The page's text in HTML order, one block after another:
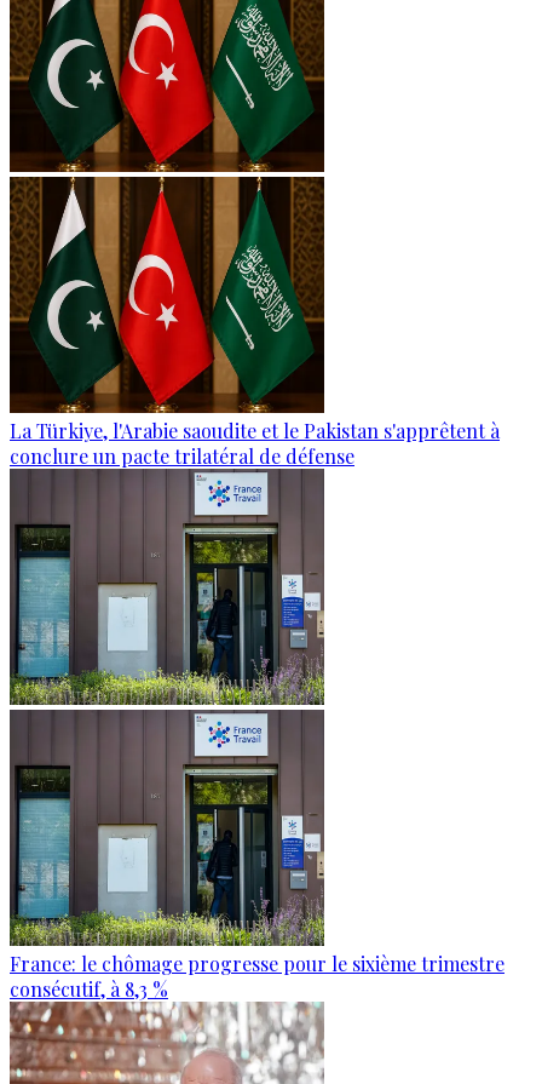
La Türkiye, l'Arabie saoudite et le Pakistan s'apprêtent à
conclure un pacte trilatéral de défense
France: le chômage progresse pour le sixième trimestre
consécutif, à 8,3 %